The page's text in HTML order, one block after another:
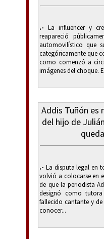
.- La influencer y
reapareció
automovilístico que
categóricamente que
como comenzó a
imágenes del choque.
Addis Tuñón
del hijo de
.- La disputa legal en
volvió a colocarse en
de que la periodista
designó como
fallecido cantante y
conocer...